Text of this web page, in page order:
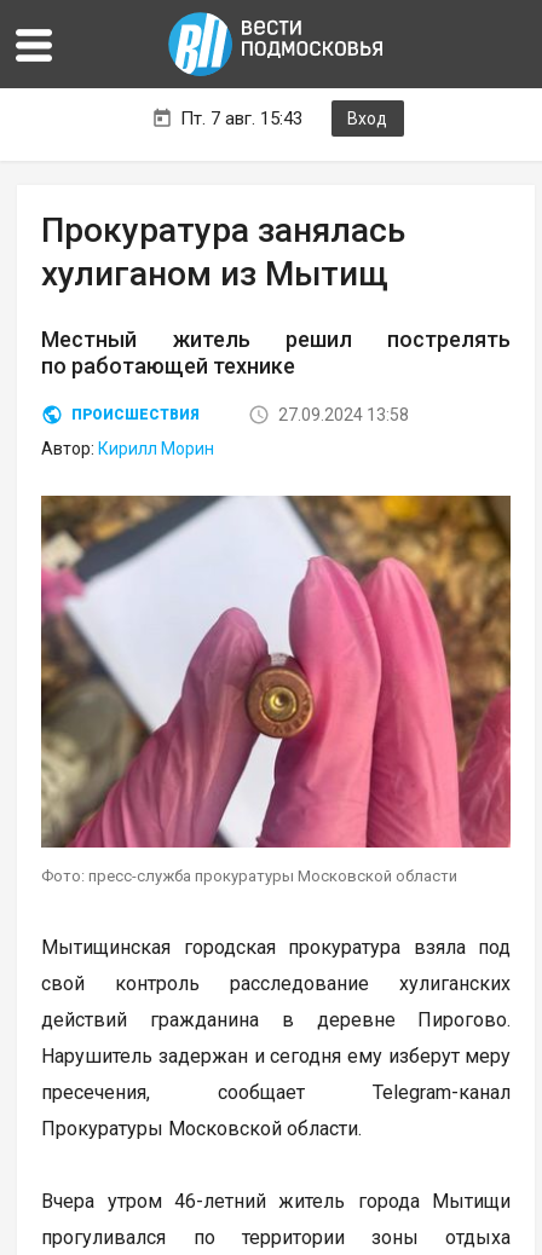
Пт. 7 авг. 15:43 Вход
Прокуратура занялась
хулиганом из Мытищ
Местный житель решил пострелять
по работающей технике
ПРОИСШЕСТВИЯ
27.09.2024 13:58
Автор: Кирилл Морин
Фото: пресс-служба прокуратуры Московской области
Мытищинская городская прокуратура взяла под
свой контроль расследование хулиганских
действий гражданина в деревне Пирогово.
Нарушитель задержан и сегодня ему изберут меру
пресечения, сообщает Telegram-канал
Прокуратуры Московской области.
Вчера утром 46-летний житель города Мытищи
прогуливался по территории зоны отдыха